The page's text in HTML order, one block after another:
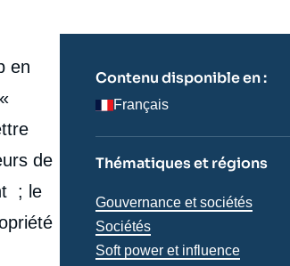
en
de
; le
Contenu disponible en :
Français
Thématiques et régions
Thématiques
analyses
Gouvernance et sociétés
Sociétés
Soft power et influence